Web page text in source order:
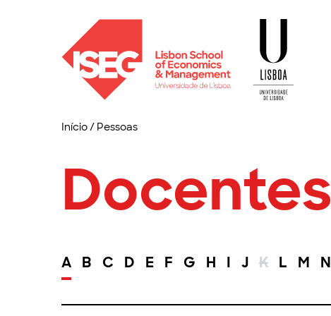
Início/ Pessoas
Docentes
A B C D E F G H I J K L M N